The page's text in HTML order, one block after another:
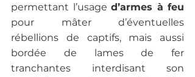
permettant l’usage d’armes à feu
pour mâter d’éventuelles
rébellions de captifs, mais aussi
bordée de lames de fer
tranchantes interdisant son